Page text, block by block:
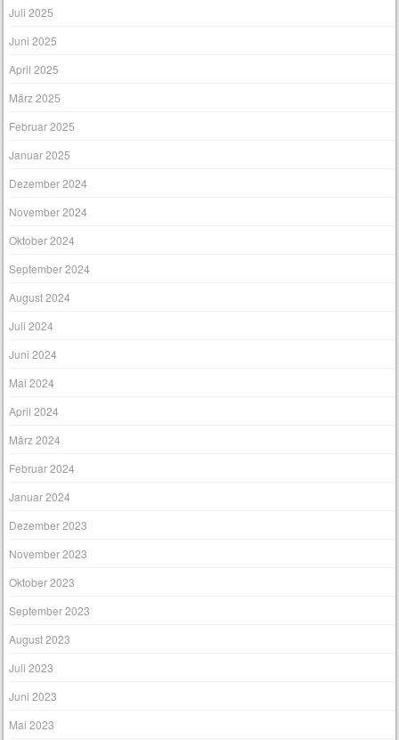
Juli 2025
Juni 2025
April 2025
März 2025
Februar 2025
Januar 2025
Dezember 2024
November 2024
Oktober 2024
September 2024
August 2024
Juli 2024
Juni 2024
Mai 2024
April 2024
März 2024
Februar 2024
Januar 2024
Dezember 2023
November 2023
Oktober 2023
September 2023
August 2023
Juli 2023
Juni 2023
Mai 2023